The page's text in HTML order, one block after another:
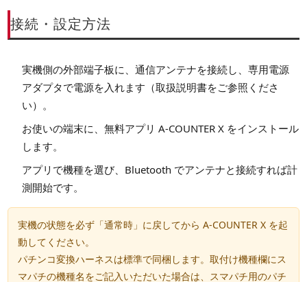
接続・設定方法
実機側の外部端子板に、通信アンテナを接続し、専用電源
アダプタで電源を入れます（取扱説明書をご参照くださ
い）。
お使いの端末に、無料アプリA-COUNTER X をインストール
します。
アプリで機種を選び、Bluetooth でアンテナと接続すれば計
測開始です。
実機の状態を必ず 「通常時」 に戻してから A-COUNTER X を起
動してください。
パチンコ変換ハーネスは標準で同梱します。取付け機種欄にス
マパチの機種名をご記入いただいた場合は、スマパチ用のパチ